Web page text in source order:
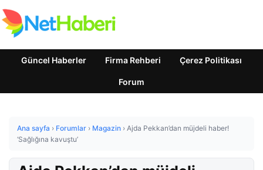
Güncel Haberler Firma Rehberi Çerez Politikası
Forum
Ana sayfa › Forumlar › Magazin › Ajda Pekkan’dan müjdeli haber!
‘Sağlığına kavuştu’